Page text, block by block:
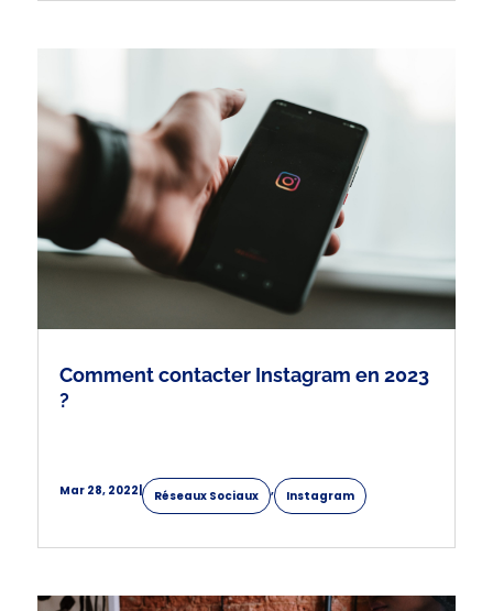
Comment contacter Instagram en 2023
?
Mar 28, 2022| Réseaux Sociaux , Instagram